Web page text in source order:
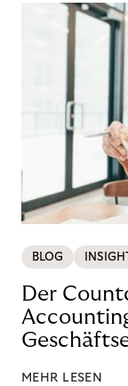
BLOG
Der
MEHR LESEN